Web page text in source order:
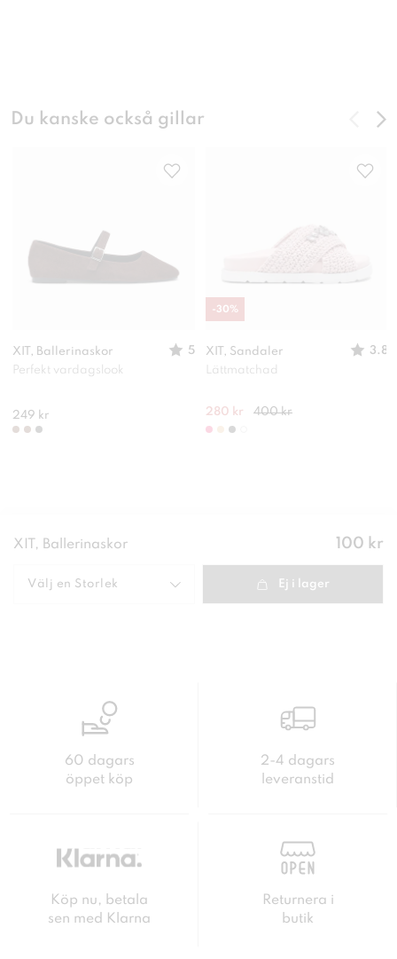
Du kanske också gillar
XIT, Ballerinaskor
5
Perfekt vardagslook
249 kr
XIT, Sandaler
3.8
Lättmatchad
280 kr 400 kr
-30%
XIT, Ballerinaskor Pris:
100 kr
Välj en Storlek Ej i lager
60 dagars
öppet köp
2-4 dagars
leveranstid
Köp nu, betala
sen med Klarna
Returnera i
butik